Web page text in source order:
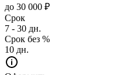
до 30 000 ₽
Срок
7 - 30 дн.
Срок без %
10 дн.